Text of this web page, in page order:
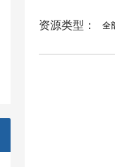
资源类型： 全